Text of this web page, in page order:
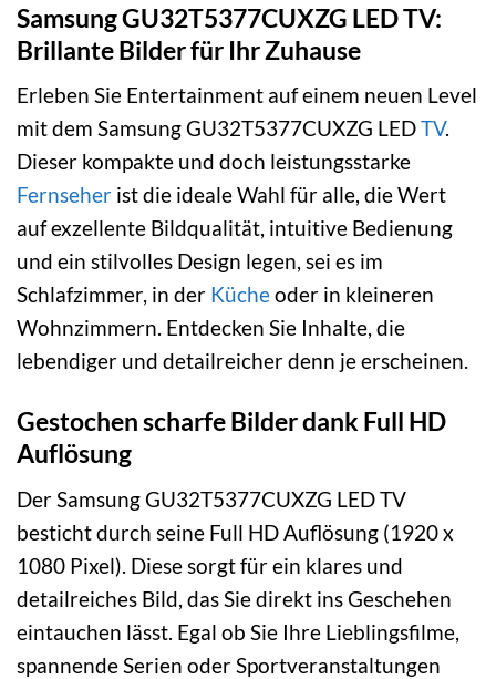
Samsung GU32T5377CUXZG LED TV:
Brillante Bilder für Ihr Zuhause
Erleben Sie Entertainment auf einem neuen Level
mit dem Samsung GU32T5377CUXZG LEDTV.
Dieser kompakte und doch leistungsstarke
Fernseher ist die ideale Wahl für alle, die Wert
auf exzellente Bildqualität, intuitive Bedienung
und ein stilvolles Design legen, sei es im
Schlafzimmer, in der Kücheoder in kleineren
Wohnzimmern. Entdecken Sie Inhalte, die
lebendiger und detailreicher denn je erscheinen.
Gestochen scharfe Bilder dank Full HD
Auflösung
Der Samsung GU32T5377CUXZG LED TV
besticht durch seine Full HD Auflösung (1920 x
1080 Pixel). Diese sorgt für ein klares und
detailreiches Bild, das Sie direkt ins Geschehen
eintauchen lässt. Egal ob Sie Ihre Lieblingsfilme,
spannende Serien oder Sportveranstaltungen